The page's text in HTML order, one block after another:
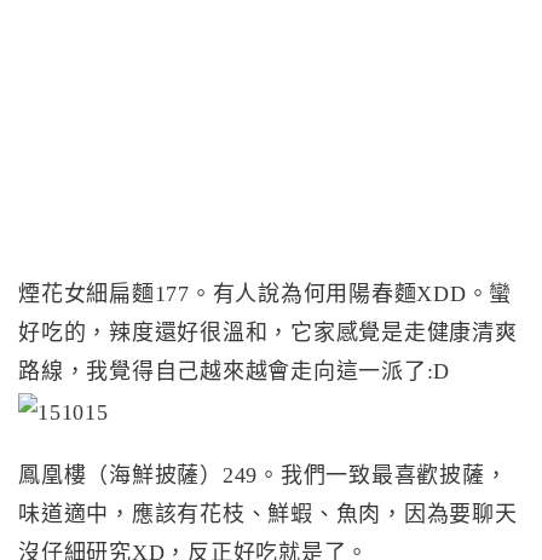
煙花女細扁麵177。有人說為何用陽春麵XDD。蠻
好吃的，辣度還好很溫和，它家感覺是走健康清爽
路線，我覺得自己越來越會走向這一派了:D
鳳凰樓（海鮮披薩）249。我們一致最喜歡披薩，
味道適中，應該有花枝、鮮蝦、魚肉，因為要聊天
沒仔細研究XD，反正好吃就是了。